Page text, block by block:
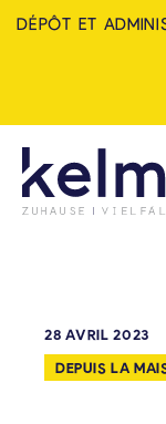
DÉPÔT ET
28 AVRIL 2023
DEPUIS LA